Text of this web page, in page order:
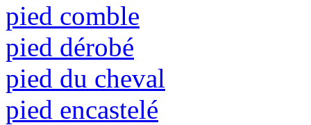
pied comble
pied dérobé
pied du cheval
pied encastelé